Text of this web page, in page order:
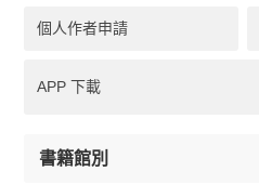
個人作者申請
APP 下載
書籍館別